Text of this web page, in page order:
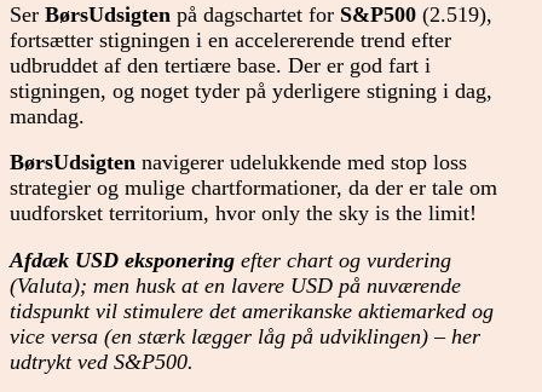
Ser BørsUdsigten på dagschartet for S&P500 (2.519),
fortsætter stigningen i en accelererende trend efter
udbruddet af den tertiære base. Der er god fart i
stigningen, og noget tyder på yderligere stigning i dag,
mandag.
BørsUdsigten navigerer udelukkende med stop loss
strategier og mulige chartformationer, da der er tale om
uudforsket territorium, hvor only the sky is the limit!
Afdæk USD eksponering efter chart og vurdering
(Valuta); men husk at en lavere USD på nuværende
tidspunkt vil stimulere det amerikanske aktiemarked og
vice versa (en stærk lægger låg på udviklingen) – her
udtrykt ved S&P500.